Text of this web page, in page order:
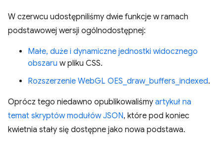
W czerwcu udostępniliśmy dwie funkcje w ramach
podstawowej wersji ogólnodostępnej:
Małe, duże i dynamiczne jednostki widocznego
obszaru w pliku CSS.
Rozszerzenie WebGL OES_draw_buffers_indexed.
Oprócz tego niedawno opublikowaliśmy artykuł na
temat skryptów modułów JSON, które pod koniec
kwietnia stały się dostępne jako nowa podstawa.